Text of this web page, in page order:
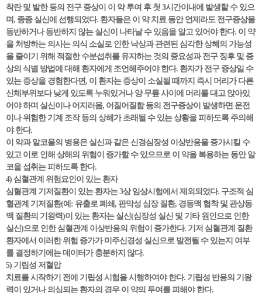
착란 및 발한 등의 전구 증상이 이 약 투여 후 첫 3시간이내에 발생할 수 있으
며, 종종 실신에 선행되었다. 환자들은 이 약 치료 동안 언제라도 전구증상을
동반하거나 동반하지 않는 실신이 나타날 수 있음을 알고 있어야 한다. 이 약
을 처방하는 의사는 의식 소실로 인한 낙상과 관련된 심각한 상해의 가능성
을 줄이기 위해 적절한 수분섭취를 유지하는 것의 중요성과 전구 징후 및 증
상의 식별 방법에 대해 환자에게 조언해주어야 한다. 환자가 전구 증상일 수
있는 증상을 경험한다면, 이 환자는 증상이 소실될 때까지 즉시 머리가 다른
신체부위보다 낮게 있도록 누워있거나 양 무릎 사이에 머리를 대고 앉아있
어야 하며 실신이나 어지러움, 어질어질함 등의 전구증상이 발생하면 운전
이나 위험한 기계 조작 등의 상해가 초래될 수 있는 상황을 피하도록 주의해
야 한다.
이 약과 알코올의 병용은 실신과 같은 신경심장성 이상반응을 증가시킬 수
있고 이로 인해 상해의 위험이 증가할 수 있으므로 이 약을 복용하는 동안 알
코올 섭취는 피하도록 한다.
4) 심혈관계 위험요인이 있는 환자
심혈관계 기저질환이 있는 환자는 3상 임상시험에서 제외되었다. 구조적 심
혈관계 기저질환(예: 유출로 폐쇄, 판막성 심장 질환, 경동맥 협착 및 관상동
맥 질환의 기왕력)이 있는 환자는 실신(심장성 실신 및 기타 원인으로 인한
실신)으로 인한 심혈관계 이상반응의 위험이 증가한다. 기저 심혈관계 질환
환자에서 이러한 위험 증가가 미주신경성 실신으로 발전될 수 있는지 여부
를 결정하기에는 데이터가 충분하지 않다.
5) 기립성 저혈압
치료를 시작하기 전에 기립성 시험을 시행하여야 한다. 기립성 반응의 기왕
력이 있거나 의심되는 환자의 경우 이 약의 투여를 피해야 한다.